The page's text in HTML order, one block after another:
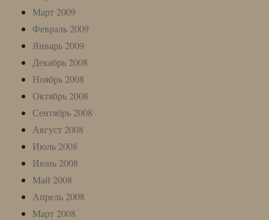
Март 2009
Февраль 2009
Январь 2009
Декабрь 2008
Ноябрь 2008
Октябрь 2008
Сентябрь 2008
Август 2008
Июль 2008
Июнь 2008
Май 2008
Апрель 2008
Март 2008